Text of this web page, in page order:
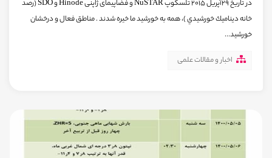
در تاريخ ٢٩آپريل ٢٠١۵ تلسكوپ NuSTAR و فضاپیمای ژاپنی Hinode و SDO (رصد
خانه ديناميك خورشيدي )، همه به خورشيد ما خيره شدند . مناطق فعال و درخشان
خورشيد...
اخبار و مقالات علمی